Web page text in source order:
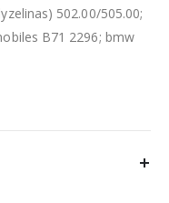
502.00/505.00;
B71 2296; bmw